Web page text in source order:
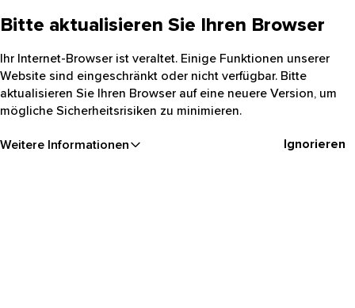
Bitte aktualisieren Sie Ihren Browser
Ihr Internet-Browser ist veraltet. Einige Funktionen unserer
Website sind eingeschränkt oder nicht verfügbar. Bitte
aktualisieren Sie Ihren Browser auf eine neuere Version, um
mögliche Sicherheitsrisiken zu minimieren.
Weitere Informationen Ignorieren